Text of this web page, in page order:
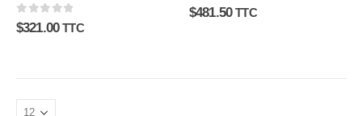
0sur 5
$321.00 TTC
0sur 5
$481.50 TTC